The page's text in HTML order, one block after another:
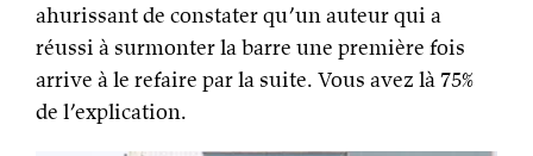
ahurissant de constater qu’un auteur qui a
réussi à surmonter la barre une première fois
arrive à le refaire par la suite. Vous avez là 75%
de l’explication.